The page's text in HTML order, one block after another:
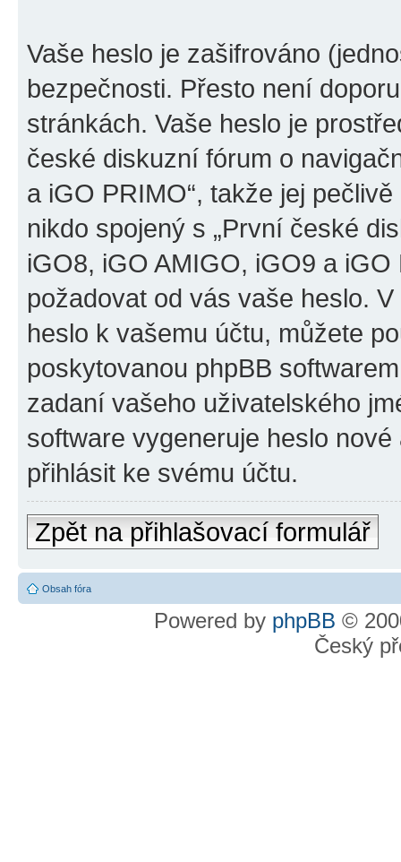
Vaše heslo je zašifrováno
bezpečnosti. Přesto není
stránkách. Vaše heslo je
české diskuzní fórum o
a iGO PRIMO“, takže jej
nikdo spojený s „První české
iGO8, iGO AMIGO, iGO9 a
požadovat od vás vaše heslo.
heslo k vašemu účtu, můžete
poskytovanou phpBB
zadaní vašeho uživatelského
software vygeneruje heslo
přihlásit ke svému účtu.
Zpět na přihlašovací formulář
Obsah fóra
Powered by phpBB ©
Český